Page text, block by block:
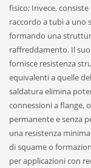
fisico; Invece,
raccordo a tubi a uno
formando una
raffreddamento. Il
fornisce resistenza
equivalenti a quelle
saldatura elimina
connessioni a flange,
permanente e senza
una resistenza
di squame o
per applicazioni con